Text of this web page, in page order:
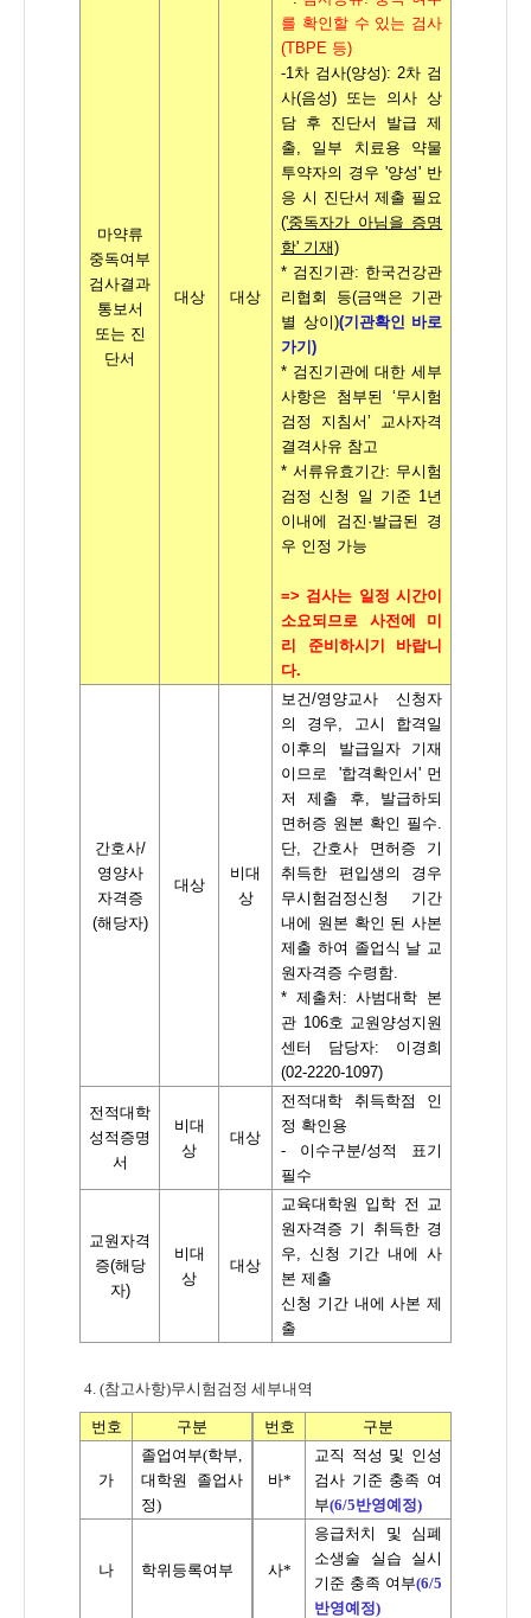
마약류
중독여부
검사결과
통보서
또는 진
단서
대상 대상
를 확인할 수 있는 검사
(TBPE 등)
-1차 검사(양성): 2차 검
사(음성) 또는 의사 상
담 후 진단서 발급 제
출, 일부 치료용 약물
투약자의 경우 '양성' 반
응 시 진단서 제출 필요
('중독자가 아님을 증명
함' 기재)
* 검진기관: 한국건강관
리협회 등(금액은 기관
별 상이)(기관확인 바로
가기)
* 검진기관에 대한 세부
사항은 첨부된‘무시험
검정 지침서’ 교사자격
결격사유 참고
* 서류유효기간: 무시험
검정 신청 일 기준 1년
이내에 검진 ·발급된 경
우 인정 가능
=> 검사는 일정 시간이
소요되므로 사전에 미
리 준비하시기 바랍니
다.
간호사/
영양사
자격증
(해당자)
대상
비대
상
보건/영양교사 신청자
의 경우, 고시 합격일
이후의 발급일자 기재
이므로 '합격확인서' 먼
저 제출 후, 발급하되
면허증 원본 확인 필수.
단, 간호사 면허증 기
취득한 편입생의 경우
무시험검정신청 기간
내에 원본 확인 된 사본
제출 하여 졸업식 날 교
원자격증 수령함.
* 제출처: 사범대학 본
관 106호 교원양성지원
센터 담당자: 이경희
(02-2220-1097)
전적대학
성적증명
서
비대
상
대상
전적대학 취득학점 인
정 확인용
- 이수구분/성적 표기
필수
교원자격
증(해당
자)
비대
상
대상
교육대학원 입학 전 교
원자격증 기 취득한 경
우, 신청 기간 내에 사
본 제출
신청 기간 내에 사본 제
출
4. (참고사항)무시험검정 세부내역
번호 구분 번호 구분
가
졸업여부(학부,
대학원 졸업사
정)
바*
교직 적성 및 인성
검사 기준 충족 여
부(6/5반영예정)
나 학위등록여부 사*
응급처치 및 심폐
소생술 실습 실시
기준 충족 여부(6/5
반영예정)